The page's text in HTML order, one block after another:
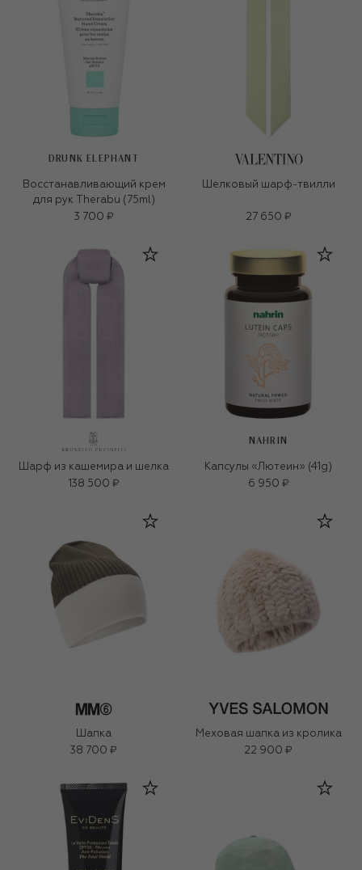
DRUNK ELEPHANT
Восстанавливающий крем
для рук Therabu (75ml)
3 700 ₽
Шелковый шарф-твилли
27 650 ₽
Шарф из кашемира и шелка
138 500 ₽
NAHRIN
Капсулы «Лютеин» (41g)
6 950 ₽
Шапка
38 700 ₽
Меховая шапка из кролика
22 900 ₽